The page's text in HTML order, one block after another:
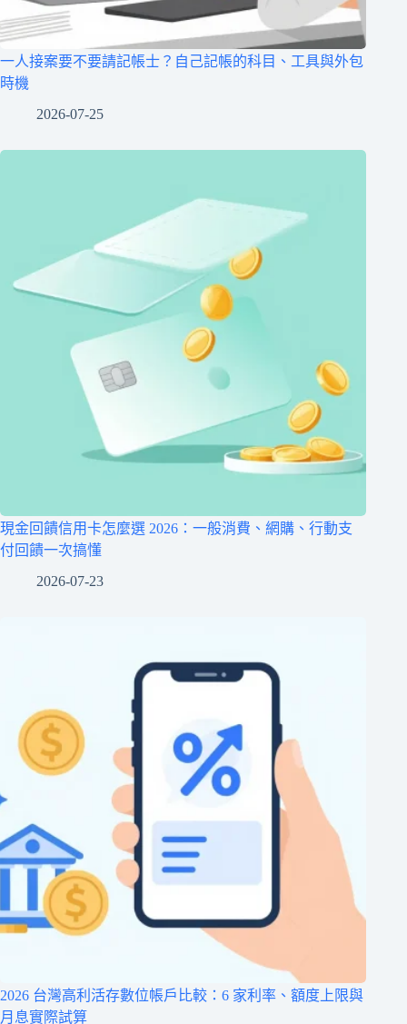
一人接案要不要請記帳士？自己記帳的科目、工具與外包
時機
2026-07-25
現金回饋信用卡怎麼選 2026：一般消費、網購、行動支
付回饋一次搞懂
2026-07-23
2026 台灣高利活存數位帳戶比較：6 家利率、額度上限與
月息實際試算